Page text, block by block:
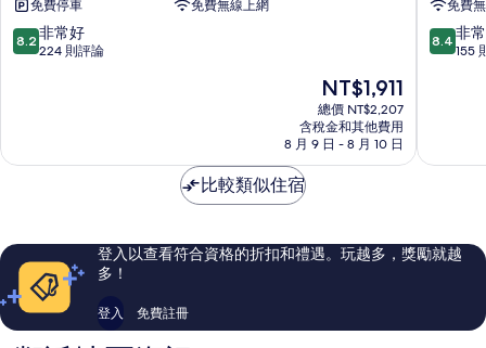
精
品
汽
館
免費停車 免費無線上網
8.2
分，
常
評
論
8.2 非常好
224 則評論
現
在
價
格
為
NT$1,911
總價 NT$2,207
含稅金和其他費用
8 月 9 日 - 8 月 10 日
車
旅
宿
免費
8.4
分，
常
評
論
8.4 非
155
比較類似住宿
登入以查看符合資格的折扣和禮遇。玩越多，獎勵就越
多！
登入 免費註冊